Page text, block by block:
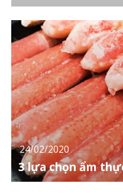
24/02/2020
3 lựa chọn ẩm